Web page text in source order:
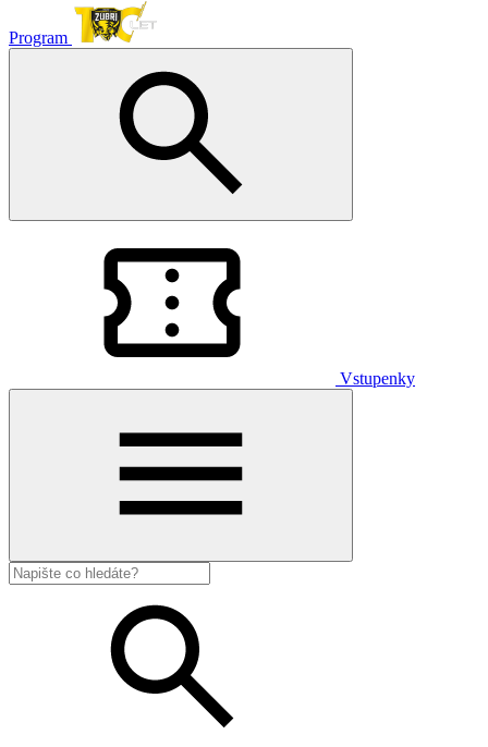
Program
Vstupenky